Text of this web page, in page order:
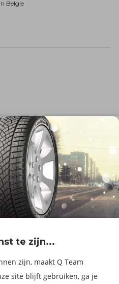
te zijn...
zijn, maakt Q Team
site blijft gebruiken, ga je
Belgie